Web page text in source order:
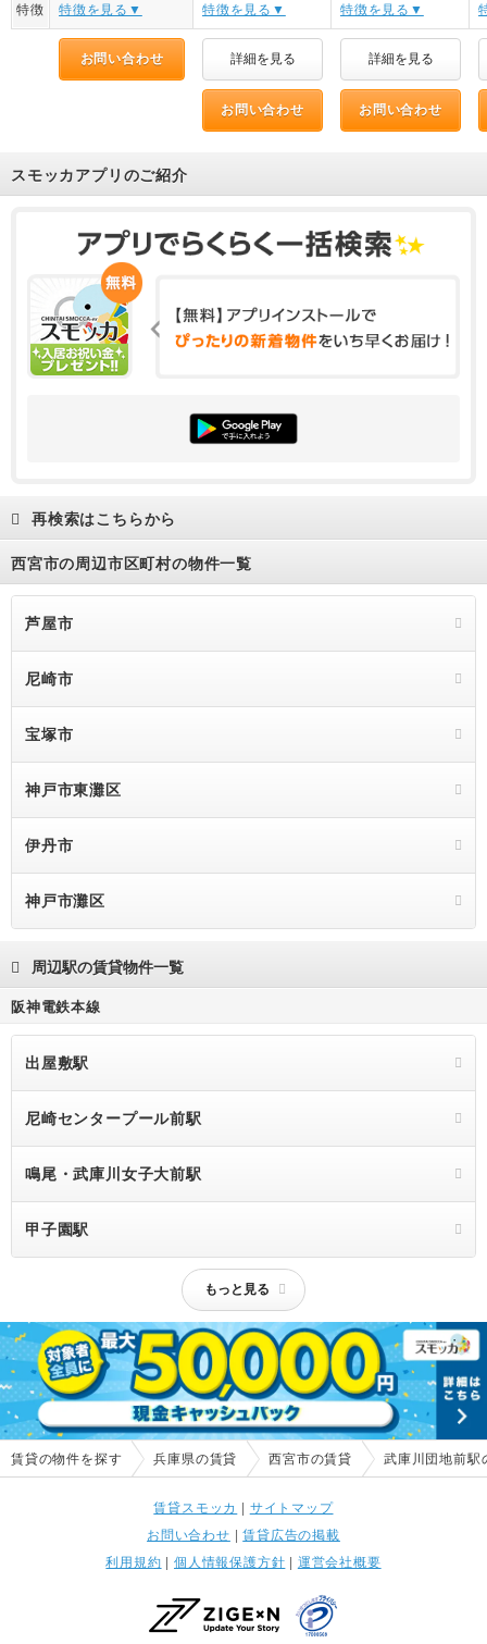
特徴 特徴を見る▼ 特徴を見る▼ 特徴を見る▼
お問い合わせ 詳細を見る 詳細を見る
お問い合わせ お問い合わせ
スモッカアプリのご紹介
再検索はこちらから
西宮市の周辺市区町村の物件一覧
芦屋市
尼崎市
宝塚市
神戸市東灘区
伊丹市
神戸市灘区
周辺駅の賃貸物件一覧
阪神電鉄本線
出屋敷駅
尼崎センタープール前駅
鳴尾・武庫川女子大前駅
甲子園駅
もっと見る
賃貸の物件を探す 兵庫県の賃貸 西宮市の賃貸 武庫川団地前駅
賃貸スモッカ | サイトマップ
お問い合わせ |賃貸広告の掲載
利用規約 | 個人情報保護方針 | 運営会社概要